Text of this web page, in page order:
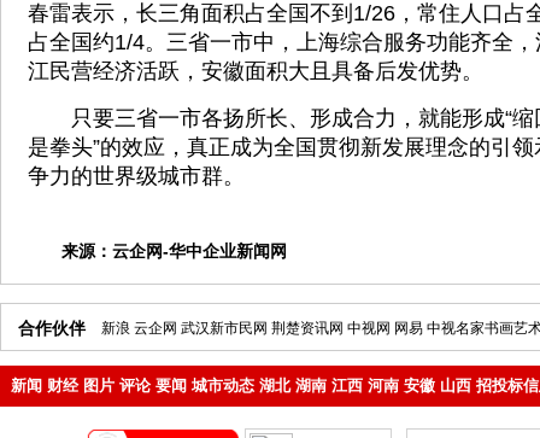
春雷表示，长三角面积占全国不到1/26，常住人口占
占全国约1/4。三省一市中，上海综合服务功能齐全
江民营经济活跃，安徽面积大且具备后发优势。
只要三省一市各扬所长、形成合力，就能形成“缩
是拳头”的效应，真正成为全国贯彻新发展理念的引
争力的世界级城市群。
来源： 云企网-华中企业新闻网
合作伙伴 新浪 云企网 武汉新市民网 荆楚资讯网 中视网 网易 中视名家书画艺
新闻 财经 图片 评论 要闻 城市动态 湖北 湖南 江西 河南 安徽 山西 招投标